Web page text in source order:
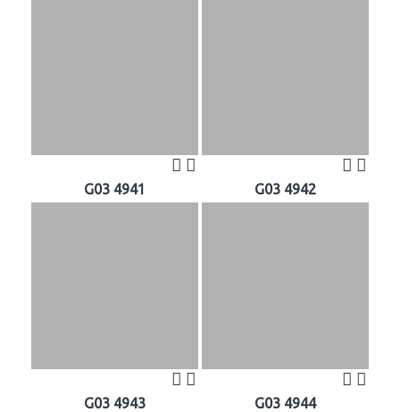
G03 4941 G03 4942
G03 4943 G03 4944